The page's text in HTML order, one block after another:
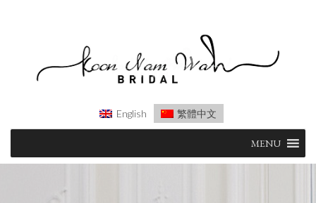
English 繁體中文
content
MENU